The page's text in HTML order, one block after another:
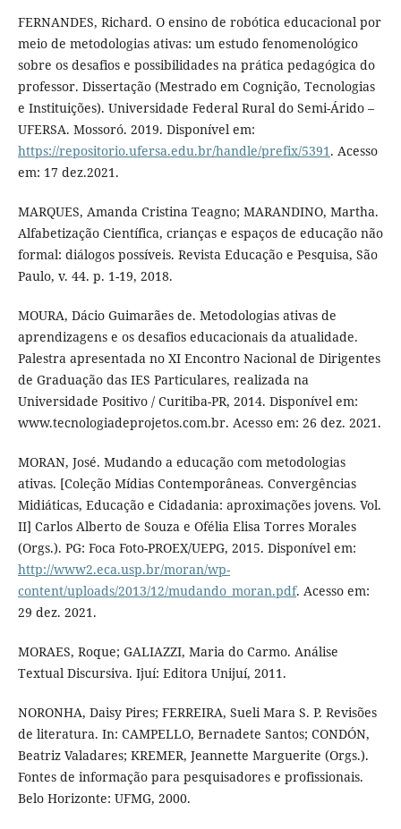
FERNANDES, Richard. O ensino de robótica educacional por
meio de metodologias ativas: um estudo fenomenológico
sobre os desafios e possibilidades na prática pedagógica do
professor. Dissertação (Mestrado em Cognição, Tecnologias
e Instituições). Universidade Federal Rural do Semi-Árido –
UFERSA. Mossoró. 2019. Disponível em:
https://repositorio.ufersa.edu.br/handle/prefix/5391. Acesso
em: 17 dez.2021.
MARQUES, Amanda Cristina Teagno; MARANDINO, Martha.
Alfabetização Científica, crianças e espaços de educação não
formal: diálogos possíveis. Revista Educação e Pesquisa, São
Paulo, v. 44. p. 1-19, 2018.
MOURA, Dácio Guimarães de. Metodologias ativas de
aprendizagens e os desafios educacionais da atualidade.
Palestra apresentada no XI Encontro Nacional de Dirigentes
de Graduação das IES Particulares, realizada na
Universidade Positivo / Curitiba-PR, 2014. Disponível em:
www.tecnologiadeprojetos.com.br. Acesso em: 26 dez. 2021.
MORAN, José. Mudando a educação com metodologias
ativas. [Coleção Mídias Contemporâneas. Convergências
Midiáticas, Educação e Cidadania: aproximações jovens. Vol.
II] Carlos Alberto de Souza e Ofélia Elisa Torres Morales
(Orgs.). PG: Foca Foto-PROEX/UEPG, 2015. Disponível em:
http://www2.eca.usp.br/moran/wp-
content/uploads/2013/12/mudando_moran.pdf. Acesso em:
29 dez. 2021.
MORAES, Roque; GALIAZZI, Maria do Carmo. Análise
Textual Discursiva. Ijuí: Editora Unijuí, 2011.
NORONHA, Daisy Pires; FERREIRA, Sueli Mara S. P. Revisões
de literatura. In: CAMPELLO, Bernadete Santos; CONDÓN,
Beatriz Valadares; KREMER, Jeannette Marguerite (Orgs.).
Fontes de informação para pesquisadores e profissionais.
Belo Horizonte: UFMG, 2000.